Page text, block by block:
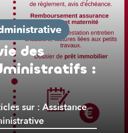
des
:
sur : Assistance